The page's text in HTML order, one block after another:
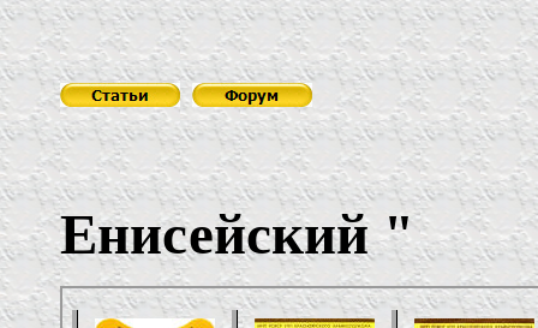
Енисейский"